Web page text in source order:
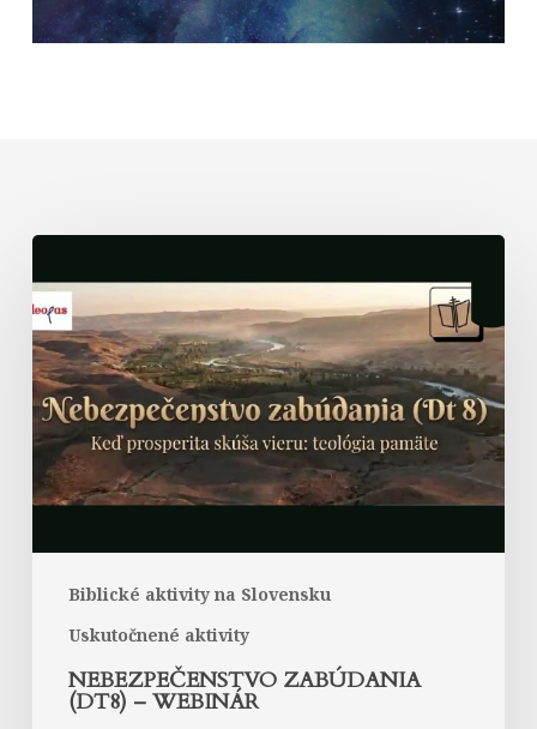
Biblické aktivity na Slovensku
Uskutočnené aktivity
Nebezpečenstvo
zabúdania
(Dt8)
–
webinár
NEBEZPEČENSTVO ZABÚDANIA
(DT8) – WEBINÁR